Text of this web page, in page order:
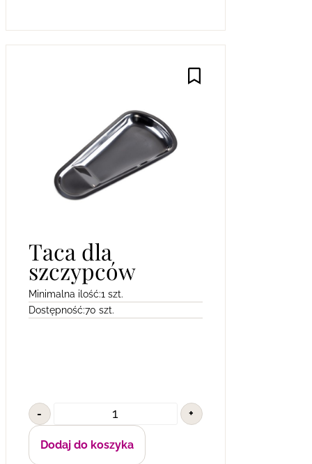
Taca dla
szczypców
Minimalna ilość:1 szt.
Dostępność:70 szt.
- +
Dodaj do koszyka